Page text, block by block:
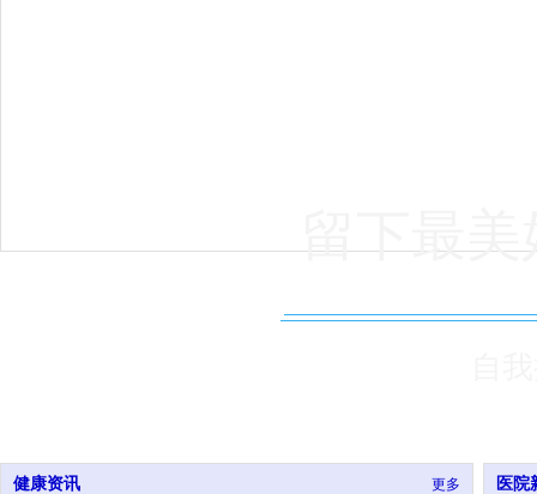
留下最
健康资讯 更多 医院